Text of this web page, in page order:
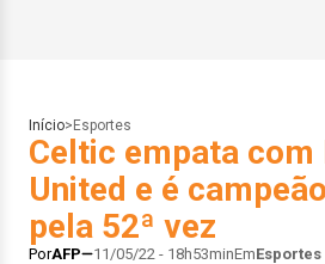
Início> Esportes
Celtic empata com
United e é
pela 52ª vez
PorAFP 11/05/22 - 18h53minEmEsportes